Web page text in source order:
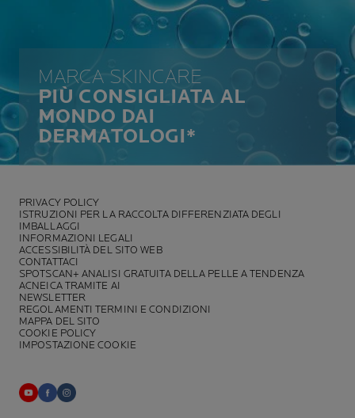
MARCA SKINCARE
PIÙ CONSIGLIATA AL
MONDO DAI
DERMATOLOGI*
PRIVACY POLICY
ISTRUZIONI PER LA RACCOLTA DIFFERENZIATA DEGLI
IMBALLAGGI
INFORMAZIONI LEGALI
ACCESSIBILITÀ DEL SITO WEB
CONTATTACI
SPOTSCAN+ ANALISI GRATUITA DELLA PELLE A TENDENZA
ACNEICA TRAMITE AI
NEWSLETTER
REGOLAMENTI TERMINI E CONDIZIONI
MAPPA DEL SITO
COOKIE POLICY
IMPOSTAZIONE COOKIE